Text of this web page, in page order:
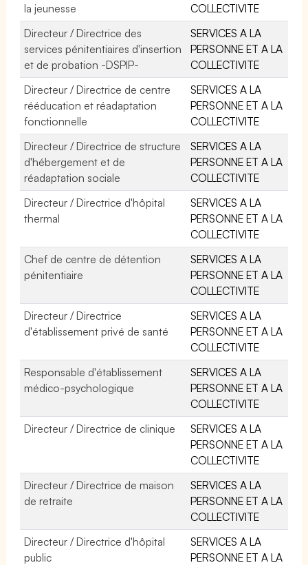
la jeunesse
COLLECTIVITE
Directeur / Directrice des
services pénitentiaires d'insertion
et de probation -DSPIP-
SERVICES A LA
PERSONNE ET A LA
COLLECTIVITE
Directeur / Directrice de centre
rééducation et réadaptation
fonctionnelle
SERVICES A LA
PERSONNE ET A LA
COLLECTIVITE
Directeur / Directrice de structure
d'hébergement et de
réadaptation sociale
SERVICES A LA
PERSONNE ET A LA
COLLECTIVITE
Directeur / Directrice d'hôpital
thermal
SERVICES A LA
PERSONNE ET A LA
COLLECTIVITE
Chef de centre de détention
pénitentiaire
SERVICES A LA
PERSONNE ET A LA
COLLECTIVITE
Directeur / Directrice
d'établissement privé de santé
SERVICES A LA
PERSONNE ET A LA
COLLECTIVITE
Responsable d'établissement
médico-psychologique
SERVICES A LA
PERSONNE ET A LA
COLLECTIVITE
Directeur / Directrice de clinique
SERVICES A LA
PERSONNE ET A LA
COLLECTIVITE
Directeur / Directrice de maison
de retraite
SERVICES A LA
PERSONNE ET A LA
COLLECTIVITE
Directeur / Directrice d'hôpital
public
SERVICES A LA
PERSONNE ET A LA